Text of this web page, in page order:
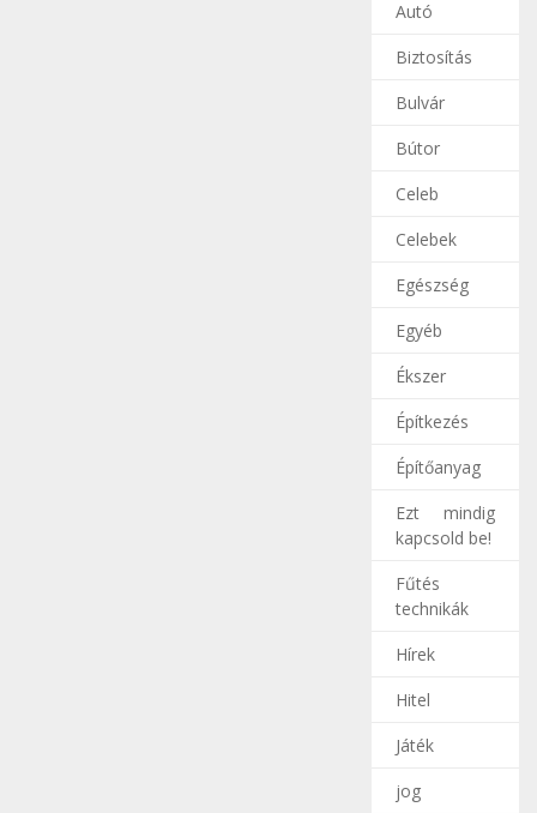
Autó
Biztosítás
Bulvár
Bútor
Celeb
Celebek
Egészség
Egyéb
Ékszer
Építkezés
Építőanyag
Ezt mindig
kapcsold be!
Fűtés
technikák
Hírek
Hitel
Játék
jog